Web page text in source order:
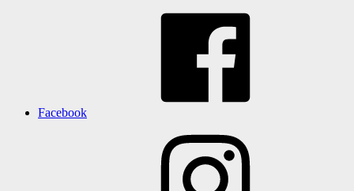
Facebook